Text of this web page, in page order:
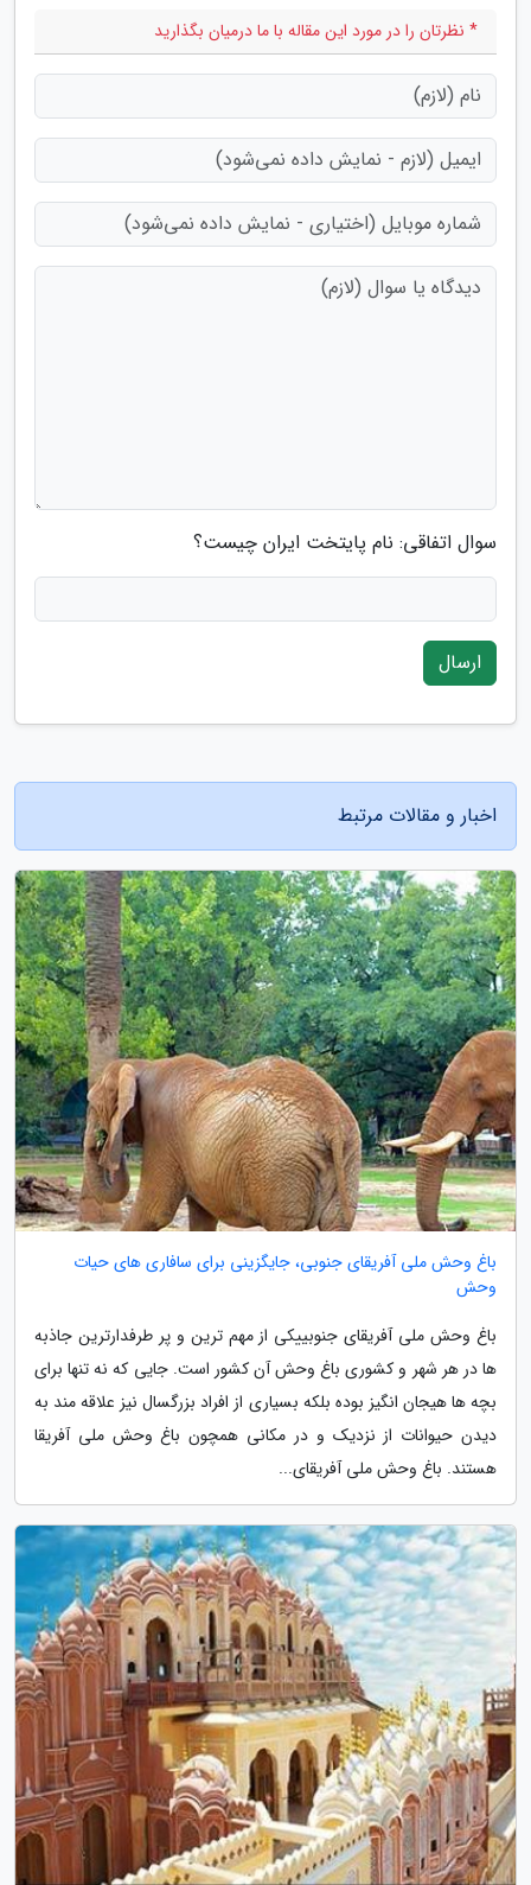
* نظرتان را در مورد این مقاله با ما درمیان بگذارید
سوال اتفاقی: نام پایتخت ایران چیست؟
ارسال
اخبار و مقالات مرتبط
باغ وحش ملی آفریقای جنوبی، جایگزینی برای سافاری های حیات
وحش
باغ وحش ملی آفریقای جنوبییکی از مهم ترین و پر طرفدارترین جاذبه
ها در هر شهر و کشوری باغ وحش آن کشور است. جایی که نه تنها برای
بچه ها هیجان انگیز بوده بلکه بسیاری از افراد بزرگسال نیز علاقه مند به
دیدن حیوانات از نزدیک و در مکانی همچون باغ وحش ملی آفریقا
هستند. باغ وحش ملی آفریقای...